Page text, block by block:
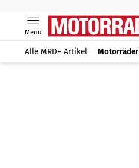
Menü
Alle MRD+ Artikel Motorräder